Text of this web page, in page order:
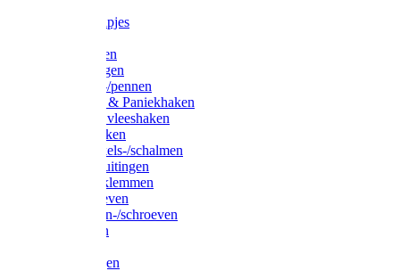
Simplexknipjes
Sleutelringen
Gelaste ringen
Borgveren-/pennen
Musketons & Paniekhaken
S-haken & vleeshaken
Karabijnhaken
Noodschakels-/schalmen
Harp-/D-sluitingen
Staaldraadklemmen
Spanschroeven
Ringmoeren-/schroeven
Puntkousen
Aanlegringen